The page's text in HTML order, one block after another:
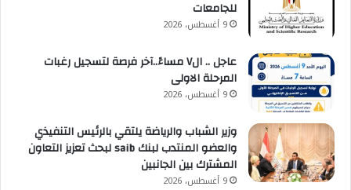
للجامعات
9 أغسطس، 2026
عاجل .. ال٧ مساءً..آخر فرصة لتسجيل رغبات
المرحلة الاولى
9 أغسطس، 2026
وزير الشباب والرياضة يلتقي بالرئيس التنفيذي
والعضو المنتدب لبنك saib لبحث تعزيز التعاون
المشترك بين الجانبين
9 أغسطس، 2026